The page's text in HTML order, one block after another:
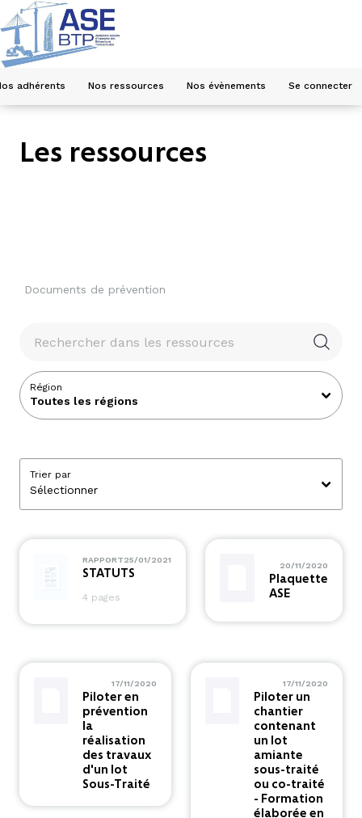
adhérents Nos ressources Nos évènements Se connecter
Les ressources
Documents de prévention
Région
Trier par
RAPPORT25/01/2021
STATUTS
4 pages
20/11/2020
Plaquette
ASE
17/11/2020
Piloter en
prévention
la
réalisation
des travaux
d'un lot
Sous-Traité
17/11/2020
Piloter un
chantier
contenant
un lot
amiante
sous-traité
ou co-traité
- Formation
élaborée en